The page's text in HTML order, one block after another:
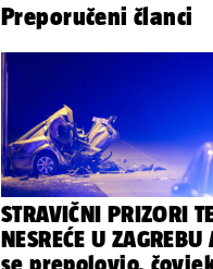
Preporučeni članci
STRAVIČNI PRIZORI
NESREĆE U
se prepolovio,